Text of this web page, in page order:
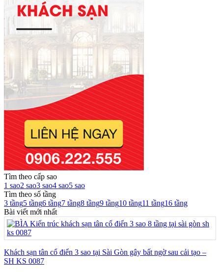
Tìm theo cấp sao
1 sao2 sao3 sao4 sao5 sao
Tìm theo số tầng
3 tầng5 tầng6 tầng7 tầng8 tầng9 tầng10 tầng11 tầng16 tầng
Bài viết mới nhất
Khách sạn tân cổ điển 3 sao tại Sài Gòn gây bất ngờ sau cải tạo –
SH KS 0087